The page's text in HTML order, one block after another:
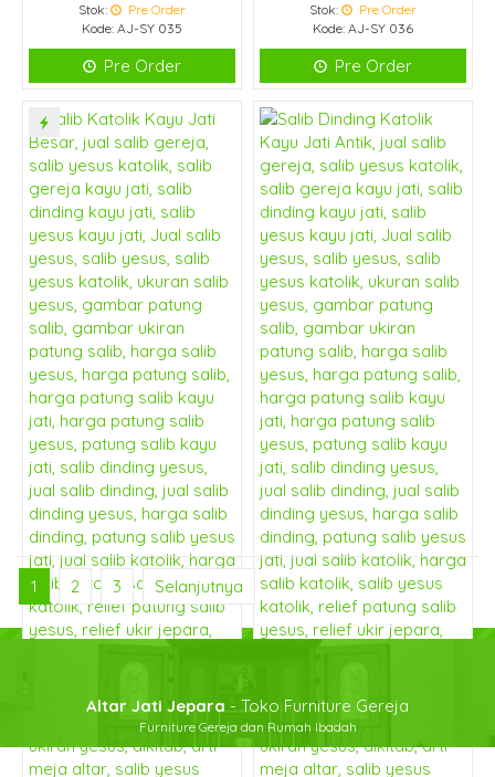
Stok:
Pre Order
Kode: AJ-SY 036
Pre Order
Stok:
Pre Order
Kode: AJ-SY 035
Pre Order
1 2 3 Selanjutnya
Altar Jati Jepara - Toko Furniture Gereja
Furniture Gereja dan Rumah Ibadah